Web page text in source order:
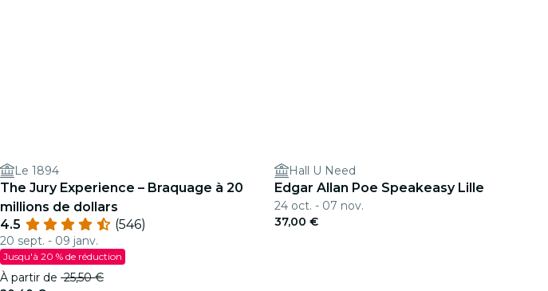
Le 1894
The Jury Experience – Braquage à 20
millions de dollars
4.5
(546)
20 sept. - 09 janv.
Jusqu'à 20 % de réduction
À partir de 25,50 €
Hall U Need
Edgar Allan Poe Speakeasy Lille
24 oct. - 07 nov.
37,00 €